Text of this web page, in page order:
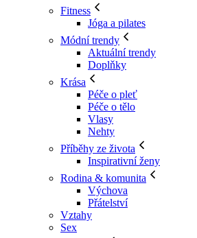
Fitness
Jóga a pilates
Módní trendy
Aktuální trendy
Doplňky
Krása
Péče o pleť
Péče o tělo
Vlasy
Nehty
Příběhy ze života
Inspirativní ženy
Rodina & komunita
Výchova
Přátelství
Vztahy
Sex